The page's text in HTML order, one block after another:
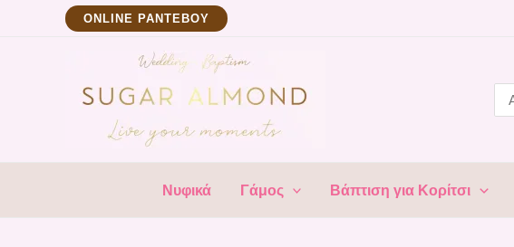
ΟNLINE ΡΑΝΤΕΒΟΥ
for:
Νυφικά Γάμος Βάπτιση για Κορίτσι